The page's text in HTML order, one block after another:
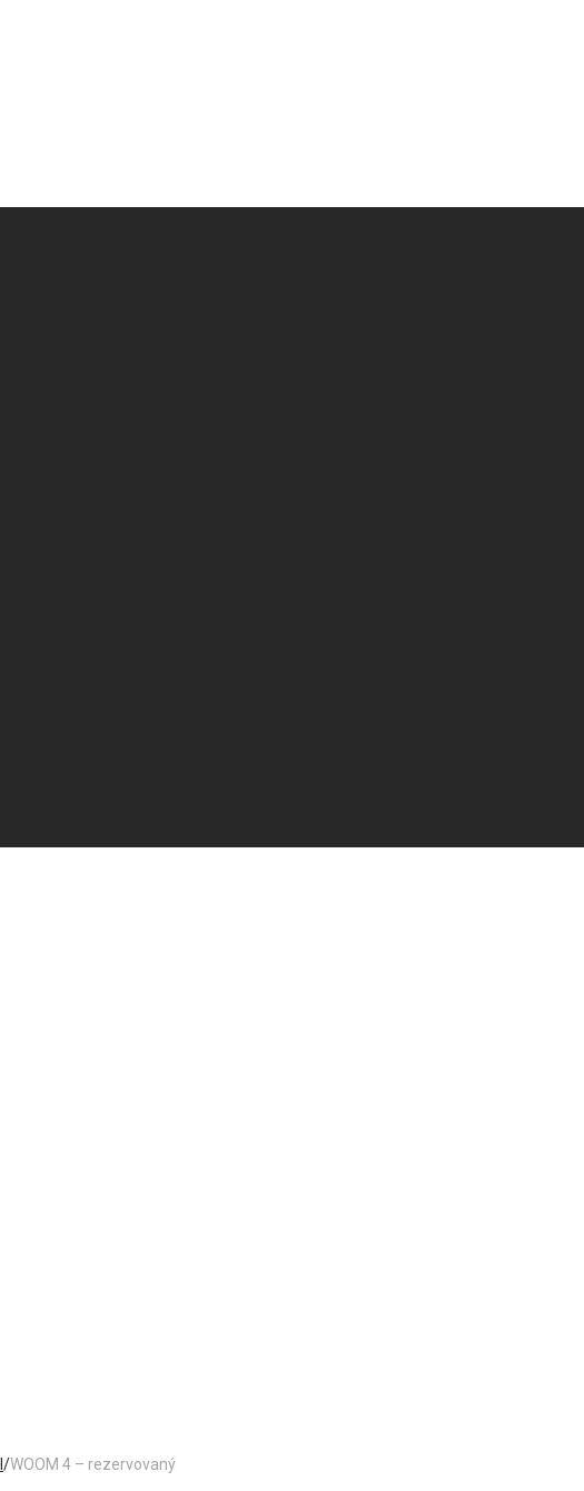
/WOOM 4 – rezervovaný